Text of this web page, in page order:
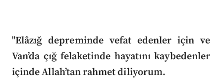
"Elâzığ depreminde vefat edenler için ve
Van’da çığ felaketinde hayatını kaybedenler
içinde Allah’tan rahmet diliyorum.